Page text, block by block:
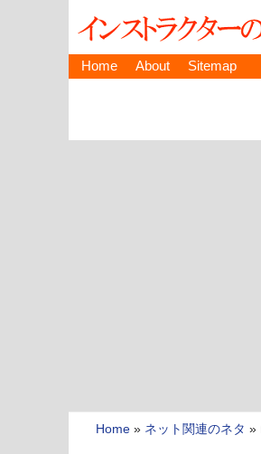
Home About Sitemap
Home » ネット関連のネタ »